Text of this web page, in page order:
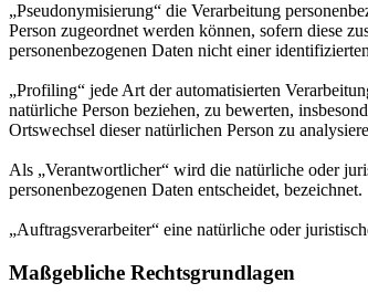
„Pseudonymisierung“ die Verarbeitung
Person zugeordnet werden können, sofern diese
personenbezogenen Daten nicht einer
„Profiling“ jede Art der automatisierten
natürliche Person beziehen, zu bewerten,
Ortswechsel dieser natürlichen Person zu
Als „Verantwortlicher“ wird die natürliche oder
personenbezogenen Daten entscheidet, bezeichnet.
„Auftragsverarbeiter“ eine natürliche oder
Maßgebliche Rechtsgrundlagen